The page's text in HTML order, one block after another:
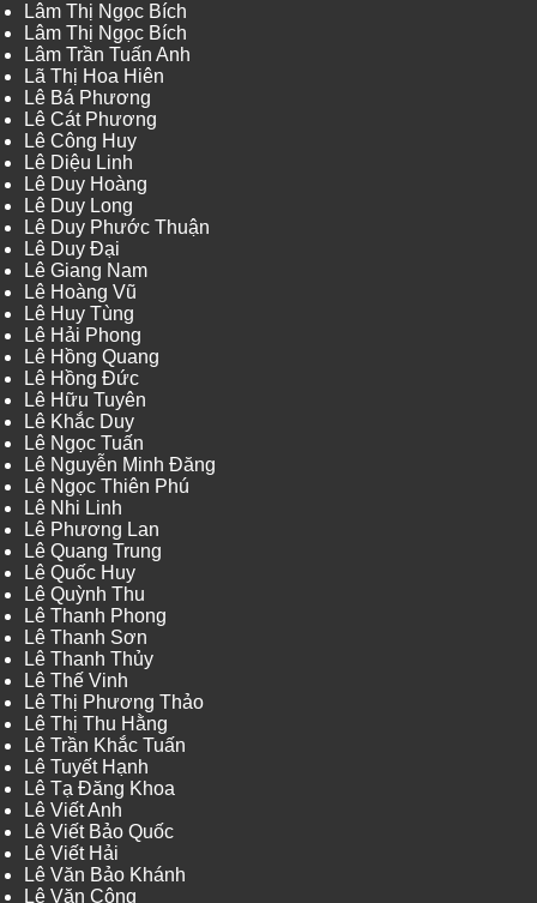
Lâm Thị Ngọc Bích
Lâm Thị Ngọc Bích
Lâm Trần Tuấn Anh
Lã Thị Hoa Hiên
Lê Bá Phương
Lê Cát Phương
Lê Công Huy
Lê Diệu Linh
Lê Duy Hoàng
Lê Duy Long
Lê Duy Phước Thuận
Lê Duy Đại
Lê Giang Nam
Lê Hoàng Vũ
Lê Huy Tùng
Lê Hải Phong
Lê Hồng Quang
Lê Hồng Đức
Lê Hữu Tuyên
Lê Khắc Duy
Lê Ngọc Tuấn
Lê Nguyễn Minh Đăng
Lê Ngọc Thiên Phú
Lê Nhi Linh
Lê Phương Lan
Lê Quang Trung
Lê Quốc Huy
Lê Quỳnh Thu
Lê Thanh Phong
Lê Thanh Sơn
Lê Thanh Thủy
Lê Thế Vinh
Lê Thị Phương Thảo
Lê Thị Thu Hằng
Lê Trần Khắc Tuấn
Lê Tuyết Hạnh
Lê Tạ Đăng Khoa
Lê Viết Anh
Lê Viết Bảo Quốc
Lê Viết Hải
Lê Văn Bảo Khánh
Lê Văn Công